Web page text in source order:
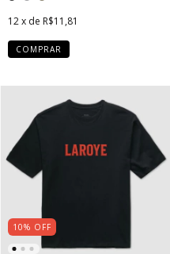
12x de R$11,81
COMPRAR
10% OFF